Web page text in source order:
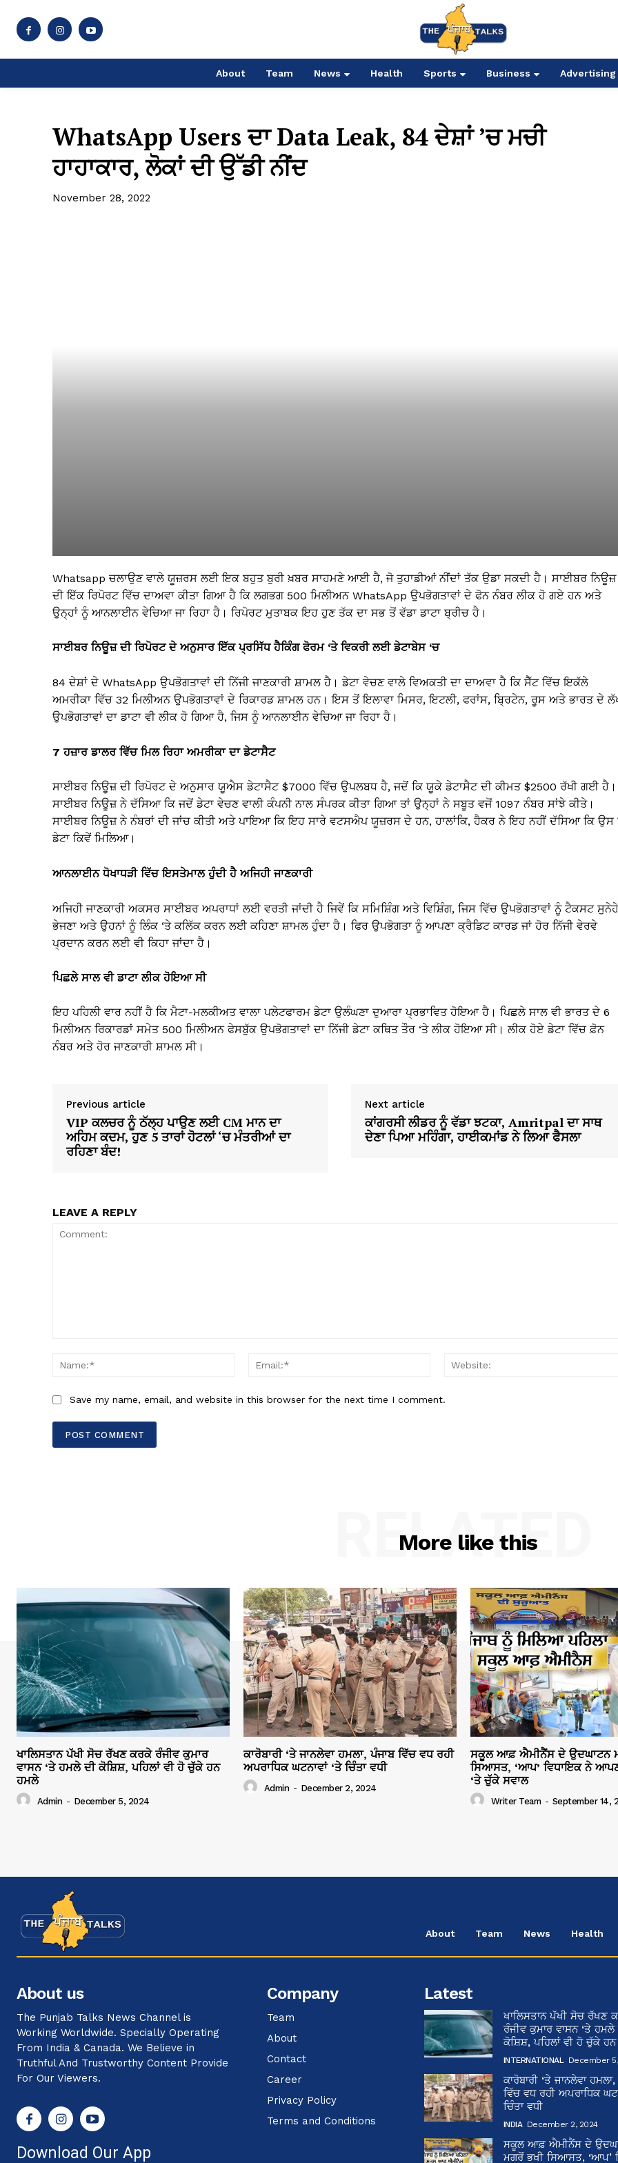
About Team News Health Sports Business Advertising
WhatsApp Users ਦਾ Data Leak, 84 ਦੇਸ਼ਾਂ ’ਚ ਮਚੀ
ਹਾਹਾਕਾਰ, ਲੋਕਾਂ ਦੀ ਉੱਡੀ ਨੀਂਦ
November 28, 2022
Whatsapp ਚਲਾਉਣ ਵਾਲੇ ਯੂਜ਼ਰਸ ਲਈ ਇਕ ਬਹੁਤ ਬੁਰੀ ਖ਼ਬਰ ਸਾਹਮਣੇ ਆਈ ਹੈ, ਜੋ ਤੁਹਾਡੀਆਂ ਨੀਂਦਾਂ ਤੱਕ ਉਡਾ ਸਕਦੀ ਹੈ। ਸਾਈਬਰ ਨਿਊਜ਼
ਦੀ ਇੱਕ ਰਿਪੋਰਟ ਵਿੱਚ ਦਾਅਵਾ ਕੀਤਾ ਗਿਆ ਹੈ ਕਿ ਲਗਭਗ 500 ਮਿਲੀਅਨ WhatsApp ਉਪਭੋਗਤਾਵਾਂ ਦੇ ਫੋਨ ਨੰਬਰ ਲੀਕ ਹੋ ਗਏ ਹਨ ਅਤੇ
ਉਨ੍ਹਾਂ ਨੂੰ ਆਨਲਾਈਨ ਵੇਚਿਆ ਜਾ ਰਿਹਾ ਹੈ। ਰਿਪੋਰਟ ਮੁਤਾਬਕ ਇਹ ਹੁਣ ਤੱਕ ਦਾ ਸਭ ਤੋਂ ਵੱਡਾ ਡਾਟਾ ਬ੍ਰੀਚ ਹੈ।
ਸਾਈਬਰ ਨਿਊਜ਼ ਦੀ ਰਿਪੋਰਟ ਦੇ ਅਨੁਸਾਰ ਇੱਕ ਪ੍ਰਸਿੱਧ ਹੈਕਿੰਗ ਫੋਰਮ ‘ਤੇ ਵਿਕਰੀ ਲਈ ਡੇਟਾਬੇਸ ‘ਚ
84 ਦੇਸ਼ਾਂ ਦੇ WhatsApp ਉਪਭੋਗਤਾਵਾਂ ਦੀ ਨਿੱਜੀ ਜਾਣਕਾਰੀ ਸ਼ਾਮਲ ਹੈ। ਡੇਟਾ ਵੇਚਣ ਵਾਲੇ ਵਿਅਕਤੀ ਦਾ ਦਾਅਵਾ ਹੈ ਕਿ ਸੈੱਟ ਵਿੱਚ ਇਕੱਲੇ
ਅਮਰੀਕਾ ਵਿੱਚ 32 ਮਿਲੀਅਨ ਉਪਭੋਗਤਾਵਾਂ ਦੇ ਰਿਕਾਰਡ ਸ਼ਾਮਲ ਹਨ। ਇਸ ਤੋਂ ਇਲਾਵਾ ਮਿਸਰ, ਇਟਲੀ, ਫਰਾਂਸ, ਬ੍ਰਿਟੇਨ, ਰੂਸ ਅਤੇ ਭਾਰਤ ਦੇ
ਉਪਭੋਗਤਾਵਾਂ ਦਾ ਡਾਟਾ ਵੀ ਲੀਕ ਹੋ ਗਿਆ ਹੈ, ਜਿਸ ਨੂੰ ਆਨਲਾਈਨ ਵੇਚਿਆ ਜਾ ਰਿਹਾ ਹੈ।
7 ਹਜ਼ਾਰ ਡਾਲਰ ਵਿੱਚ ਮਿਲ ਰਿਹਾ ਅਮਰੀਕਾ ਦਾ ਡੇਟਾਸੈਟ
ਸਾਈਬਰ ਨਿਊਜ਼ ਦੀ ਰਿਪੋਰਟ ਦੇ ਅਨੁਸਾਰ ਯੂਐਸ ਡੇਟਾਸੈਟ $7000 ਵਿੱਚ ਉਪਲਬਧ ਹੈ, ਜਦੋਂ ਕਿ ਯੂਕੇ ਡੇਟਾਸੈਟ ਦੀ ਕੀਮਤ $2500 ਰੱਖੀ ਗਈ ਹੈ।
ਸਾਈਬਰ ਨਿਊਜ਼ ਨੇ ਦੱਸਿਆ ਕਿ ਜਦੋਂ ਡੇਟਾ ਵੇਚਣ ਵਾਲੀ ਕੰਪਨੀ ਨਾਲ ਸੰਪਰਕ ਕੀਤਾ ਗਿਆ ਤਾਂ ਉਨ੍ਹਾਂ ਨੇ ਸਬੂਤ ਵਜੋਂ 1097 ਨੰਬਰ ਸਾਂਝੇ ਕੀਤੇ।
ਸਾਈਬਰ ਨਿਊਜ਼ ਨੇ ਨੰਬਰਾਂ ਦੀ ਜਾਂਚ ਕੀਤੀ ਅਤੇ ਪਾਇਆ ਕਿ ਇਹ ਸਾਰੇ ਵਟਸਐਪ ਯੂਜ਼ਰਸ ਦੇ ਹਨ, ਹਾਲਾਂਕਿ, ਹੈਕਰ ਨੇ ਇਹ ਨਹੀਂ ਦੱਸਿਆ ਕਿ ਉਸ
ਡੇਟਾ ਕਿਵੇਂ ਮਿਲਿਆ।
ਆਨਲਾਈਨ ਧੋਖਾਧੜੀ ਵਿੱਚ ਇਸਤੇਮਾਲ ਹੁੰਦੀ ਹੈ ਅਜਿਹੀ ਜਾਣਕਾਰੀ
ਅਜਿਹੀ ਜਾਣਕਾਰੀ ਅਕਸਰ ਸਾਈਬਰ ਅਪਰਾਧਾਂ ਲਈ ਵਰਤੀ ਜਾਂਦੀ ਹੈ ਜਿਵੇਂ ਕਿ ਸਮਿਸ਼ਿੰਗ ਅਤੇ ਵਿਸ਼ਿੰਗ, ਜਿਸ ਵਿੱਚ ਉਪਭੋਗਤਾਵਾਂ ਨੂੰ ਟੈਕਸਟ ਸੁਨੇਹੇ
ਭੇਜਣਾ ਅਤੇ ਉਹਨਾਂ ਨੂੰ ਲਿੰਕ ‘ਤੇ ਕਲਿੱਕ ਕਰਨ ਲਈ ਕਹਿਣਾ ਸ਼ਾਮਲ ਹੁੰਦਾ ਹੈ। ਫਿਰ ਉਪਭੋਗਤਾ ਨੂੰ ਆਪਣਾ ਕ੍ਰੈਡਿਟ ਕਾਰਡ ਜਾਂ ਹੋਰ ਨਿੱਜੀ ਵੇਰਵੇ
ਪ੍ਰਦਾਨ ਕਰਨ ਲਈ ਵੀ ਕਿਹਾ ਜਾਂਦਾ ਹੈ।
ਪਿਛਲੇ ਸਾਲ ਵੀ ਡਾਟਾ ਲੀਕ ਹੋਇਆ ਸੀ
ਇਹ ਪਹਿਲੀ ਵਾਰ ਨਹੀਂ ਹੈ ਕਿ ਮੈਟਾ-ਮਲਕੀਅਤ ਵਾਲਾ ਪਲੇਟਫਾਰਮ ਡੇਟਾ ਉਲੰਘਣਾ ਦੁਆਰਾ ਪ੍ਰਭਾਵਿਤ ਹੋਇਆ ਹੈ। ਪਿਛਲੇ ਸਾਲ ਵੀ ਭਾਰਤ ਦੇ 6
ਮਿਲੀਅਨ ਰਿਕਾਰਡਾਂ ਸਮੇਤ 500 ਮਿਲੀਅਨ ਫੇਸਬੁੱਕ ਉਪਭੋਗਤਾਵਾਂ ਦਾ ਨਿੱਜੀ ਡੇਟਾ ਕਥਿਤ ਤੌਰ ‘ਤੇ ਲੀਕ ਹੋਇਆ ਸੀ। ਲੀਕ ਹੋਏ ਡੇਟਾ ਵਿੱਚ ਫ਼ੋਨ
ਨੰਬਰ ਅਤੇ ਹੋਰ ਜਾਣਕਾਰੀ ਸ਼ਾਮਲ ਸੀ।
Previous article
VIP ਕਲਚਰ ਨੂੰ ਠੱਲ੍ਹ ਪਾਉਣ ਲਈ CM ਮਾਨ ਦਾ
ਅਹਿਮ ਕਦਮ, ਹੁਣ 5 ਤਾਰਾਂ ਹੋਟਲਾਂ ‘ਚ ਮੰਤਰੀਆਂ ਦਾ
ਰਹਿਣਾ ਬੰਦ!
Next article
ਕਾਂਗਰਸੀ ਲੀਡਰ ਨੂੰ ਵੱਡਾ ਝਟਕਾ, Amritpal ਦਾ ਸਾਥ
ਦੇਣਾ ਪਿਆ ਮਹਿੰਗਾ, ਹਾਈਕਮਾਂਡ ਨੇ ਲਿਆ ਫੈਸਲਾ
LEAVE A REPLY
Name:*
Email:*
Save my name, email, and website in this browser for the next time I comment.
More like this
RELATED
ਖਾਲਿਸਤਾਨ ਪੱਖੀ ਸੋਚ ਰੱਖਣ ਕਰਕੇ ਰੰਜੀਵ ਕੁਮਾਰ
ਵਾਸਨ ‘ਤੇ ਹਮਲੇ ਦੀ ਕੋਸ਼ਿਸ਼, ਪਹਿਲਾਂ ਵੀ ਹੋ ਚੁੱਕੇ ਹਨ
ਹਮਲੇ
Admin - December 5, 2024
ਕਾਰੋਬਾਰੀ ‘ਤੇ ਜਾਨਲੇਵਾ ਹਮਲਾ, ਪੰਜਾਬ ਵਿੱਚ ਵਧ ਰਹੀ
ਅਪਰਾਧਿਕ ਘਟਨਾਵਾਂ ‘ਤੇ ਚਿੰਤਾ ਵਧੀ
Admin - December 2, 2024
ਸਕੂਲ ਆਫ਼ ਐਮੀਨੈਂਸ ਦੇ ਉਦਘਾਟਨ
ਸਿਆਸਤ, ‘ਆਪ’ ਵਿਧਾਇਕ ਨੇ
‘ਤੇ ਚੁੱਕੇ ਸਵਾਲ
Writer Team - September 14,
About Team News Health
About us
The Punjab Talks News Channel is
Working Worldwide. Specially Operating
From India & Canada. We Believe in
Truthful And Trustworthy Content Provide
For Our Viewers.
Download Our App
Company
Team
About
Contact
Career
Privacy Policy
Terms and Conditions
Latest
ਖਾਲਿਸਤਾਨ ਪੱਖੀ ਸੋਚ ਰੱਖਣ
ਰੰਜੀਵ ਕੁਮਾਰ ਵਾਸਨ ‘ਤੇ ਹਮਲੇ
ਕੋਸ਼ਿਸ਼, ਪਹਿਲਾਂ ਵੀ ਹੋ ਚੁੱਕੇ
INTERNATIONAL December
ਕਾਰੋਬਾਰੀ ‘ਤੇ ਜਾਨਲੇਵਾ
ਵਿੱਚ ਵਧ ਰਹੀ ਅਪਰਾਧਿਕ
ਚਿੰਤਾ ਵਧੀ
INDIA December 2, 2024
ਸਕੂਲ ਆਫ਼ ਐਮੀਨੈਂਸ ਦੇ
ਮਗਰੋਂ ਭਖੀ ਸਿਆਸਤ, ‘ਆਪ’